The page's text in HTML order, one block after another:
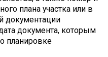
плана участка или в
документации
документа, которым
планировке